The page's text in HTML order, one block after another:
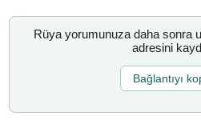
Rüya yorumunuza daha sonra
adresini
Bağlantıyı